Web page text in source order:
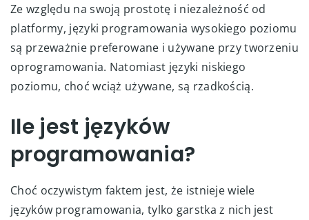
Ze względu na swoją prostotę i niezależność od
platformy, języki programowania wysokiego poziomu
są przeważnie preferowane i używane przy tworzeniu
oprogramowania. Natomiast języki niskiego
poziomu, choć wciąż używane, są rzadkością.
Ile jest języków
programowania?
Choć oczywistym faktem jest, że istnieje wiele
języków programowania, tylko garstka z nich jest